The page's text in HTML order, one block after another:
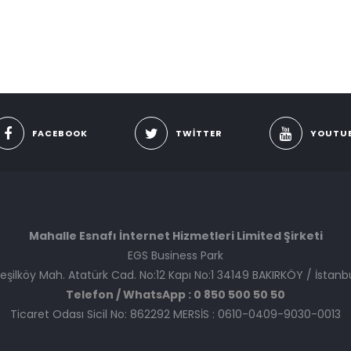
FACEBOOK TWITTER
Mahalle Esnafı İnternet Hizmetleri Limited Şirketi
EGS Business Park
Mah. Atatürk Cad. No:12 Kapı No:1 34149 BAKIRKÖY /
Telefon / WhatsApp : 0 850 500 50 50
Ticaret Odası Sicil No: 862292 MERSİS : 0610-0409-9030-0013